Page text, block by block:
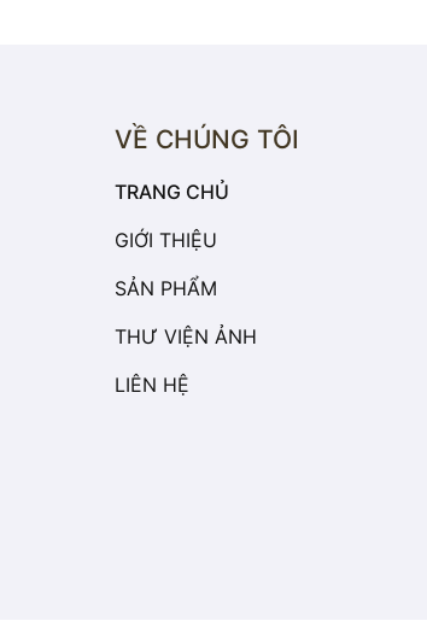
VỀ CHÚNG TÔI
TRANG CHỦ
GIỚI THIỆU
SẢN PHẨM
THƯ VIỆN ẢNH
LIÊN HỆ